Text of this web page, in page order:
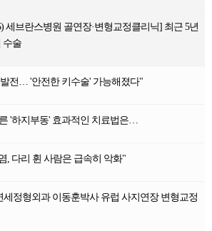
세브란스병원 골연장·변형교정클리닉] 최근 5년
수술
전… '안전한 키수술' 가능해졌다"
'하지부동' 효과적인 치료법은…
, 다리 휜 사람은 급속히 악화"
정형외과 이동훈박사 유럽 사지연장 변형교정